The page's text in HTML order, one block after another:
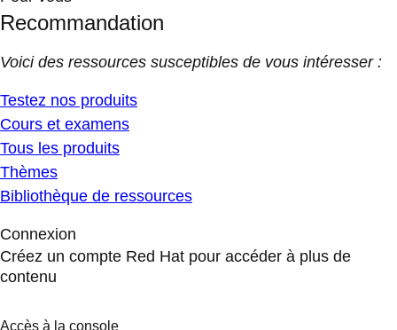
Recommandation
Voici des ressources susceptibles de vous intéresser :
Testez nos produits
Cours et examens
Tous les produits
Thèmes
Bibliothèque de ressources
Connexion
Créez un compte Red Hat pour accéder à plus de
contenu
Accès à la console